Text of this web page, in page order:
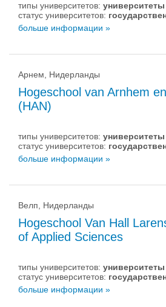
типы университетов: университеты
статус университетов:
больше информации »
Арнем, Нидерланды
Hogeschool van Arnhem
(HAN)
типы университетов: университеты
статус университетов:
больше информации »
Велп, Нидерланды
Hogeschool Van Hall
of Applied Sciences
типы университетов: университеты
статус университетов:
больше информации »